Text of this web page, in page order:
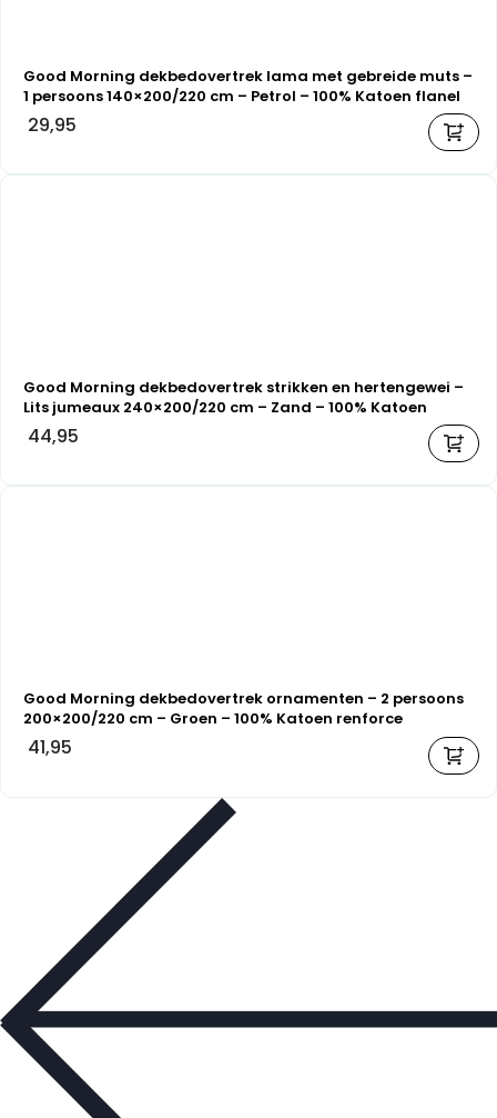
Good Morning dekbedovertrek lama met gebreide muts –
1 persoons 140×200/220 cm – Petrol – 100% Katoen flanel
29,95
Good Morning dekbedovertrek strikken en hertengewei –
Lits jumeaux 240×200/220 cm – Zand – 100% Katoen
flanel
44,95
Good Morning dekbedovertrek ornamenten – 2 persoons
200×200/220 cm – Groen – 100% Katoen renforce
41,95